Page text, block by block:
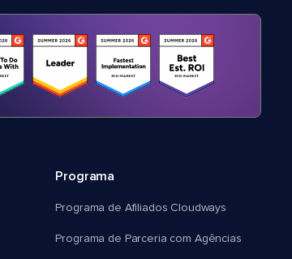
Programa
Programa de Afiliados Cloudways
Programa de Parceria com Agências